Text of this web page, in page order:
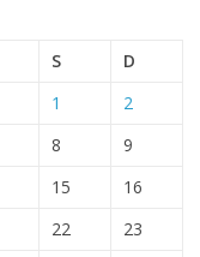
S D
1
2
8
9
15
16
22
23